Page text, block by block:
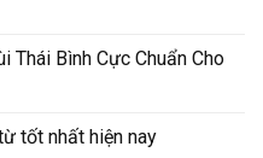
Thái Bình Cực Chuẩn Cho
tốt nhất hiện nay